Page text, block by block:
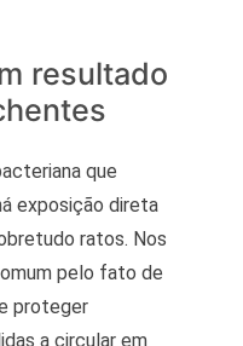
resultado
que
exposição direta
ratos. Nos
pelo fato de
proteger
a circular em